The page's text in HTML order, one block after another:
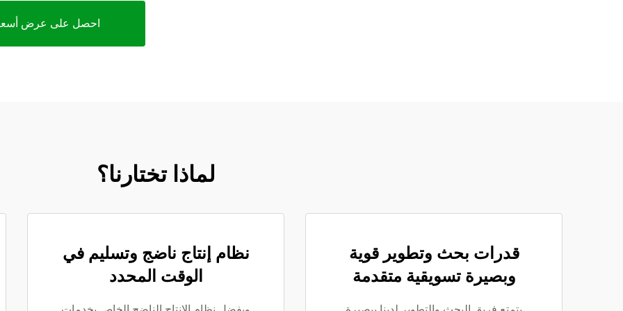
احصل على عرض
لماذا تختارنا؟
قدرات بحث وتطوير قوية
وبصيرة تسويقية متقدمة
نظام إنتاج ناضج وتسليم في
الوقت المحدد